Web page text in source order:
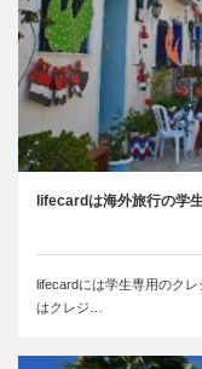
lifecardは海外旅行の学
lifecardには学生専用のク
はクレジ…